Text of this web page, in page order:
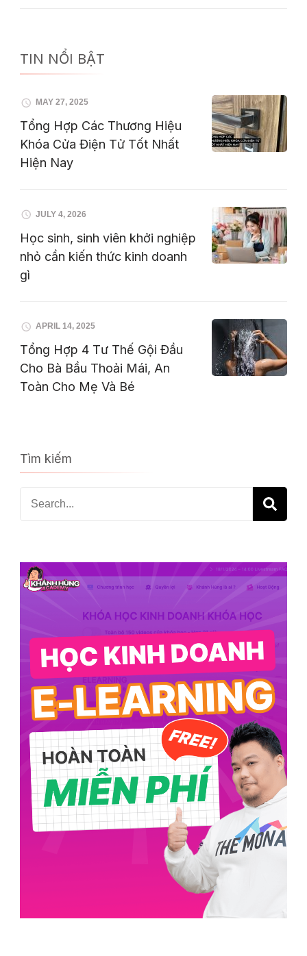
TIN NỔI BẬT
MAY 27, 2025
Tổng Hợp Các Thương Hiệu
Khóa Cửa Điện Tử Tốt Nhất
Hiện Nay
JULY 4, 2026
Học sinh, sinh viên khởi nghiệp
nhỏ cần kiến thức kinh doanh
gì
APRIL 14, 2025
Tổng Hợp 4 Tư Thế Gội Đầu
Cho Bà Bầu Thoải Mái, An
Toàn Cho Mẹ Và Bé
Tìm kiếm
Search
for: